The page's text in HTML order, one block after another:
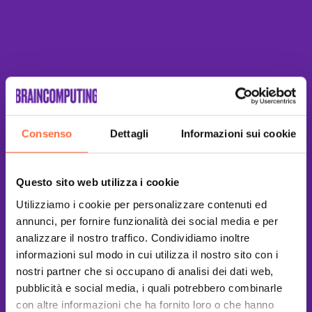
Consenso Dettagli Informazioni sui cookie
Questo sito web utilizza i cookie
Utilizziamo i cookie per personalizzare contenuti ed
annunci, per fornire funzionalità dei social media e per
analizzare il nostro traffico. Condividiamo inoltre
informazioni sul modo in cui utilizza il nostro sito con i
nostri partner che si occupano di analisi dei dati web,
pubblicità e social media, i quali potrebbero combinarle
con altre informazioni che ha fornito loro o che hanno